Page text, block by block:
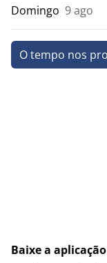
Domingo 9 ago
O tempo nos
Baixe a